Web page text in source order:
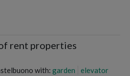
rent properties
with: garden
elevator